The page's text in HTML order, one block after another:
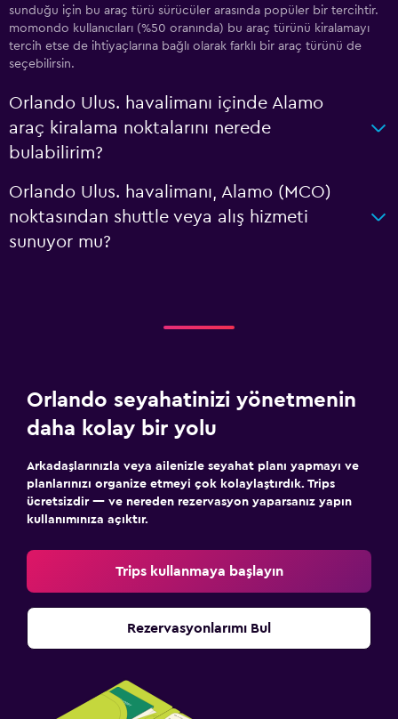
sunduğu için bu araç türü sürücüler arasında popüler bir tercihtir.
momondo kullanıcıları (%50 oranında) bu araç türünü kiralamayı
tercih etse de ihtiyaçlarına bağlı olarak farklı bir araç türünü de
seçebilirsin.
Orlando Ulus. havalimanı içinde Alamo
araç kiralama noktalarını nerede
bulabilirim?
Orlando Ulus. havalimanı, Alamo (MCO)
noktasından shuttle veya alış hizmeti
sunuyor mu?
Orlando seyahatinizi yönetmenin
daha kolay bir yolu
Arkadaşlarınızla veya ailenizle seyahat planı yapmayı ve
planlarınızı organize etmeyi çok kolaylaştırdık. Trips
ücretsizdir — ve nereden rezervasyon yaparsanız yapın
kullanımınıza açıktır.
Trips kullanmaya başlayın
Rezervasyonlarımı Bul